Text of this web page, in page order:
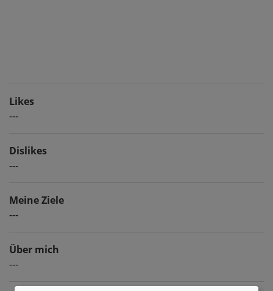
Likes
---
Dislikes
---
Meine Ziele
---
Über mich
---